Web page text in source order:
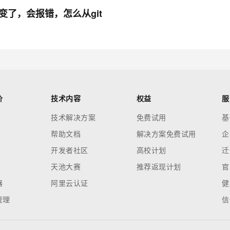
了，会报错，怎么从git
理
技术内容
技术解决方案
帮助文档
开发者社区
天池大赛
阿里云认证
权益
免费试用
解决方案免费试用
高校计划
推荐返现计划